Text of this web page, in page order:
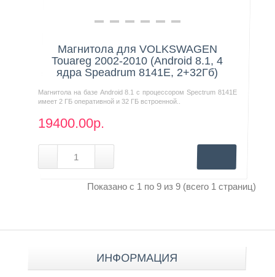
Нашли дешевле?
Магнитола для VOLKSWAGEN
Touareg 2002-2010 (Android 8.1, 4
ядра Speadrum 8141E, 2+32Гб)
Магнитола на базе Android 8.1 с процессором Spectrum 8141E
имеет 2 ГБ оперативной и 32 ГБ встроенной..
19400.00р.
Показано с 1 по 9 из 9 (всего 1 страниц)
ИНФОРМАЦИЯ